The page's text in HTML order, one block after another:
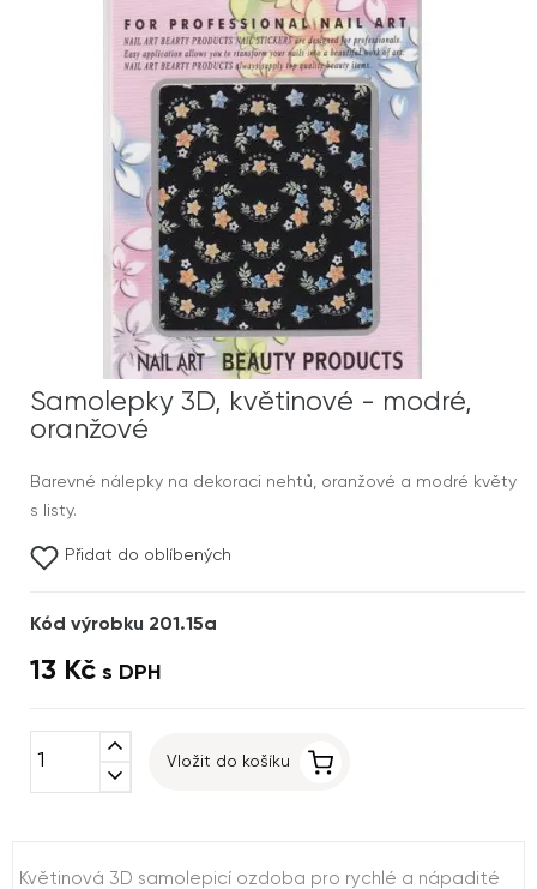
Samolepky 3D, květinové - modré,
oranžové
Barevné nálepky na dekoraci nehtů, oranžové a modré květy
s listy.
Přidat do oblíbených
Kód výrobku 201.15a
13 Kč s DPH
expand_less
expand_more
Vložit do košíku
Květinová 3D samolepicí ozdoba pro rychlé a nápadité